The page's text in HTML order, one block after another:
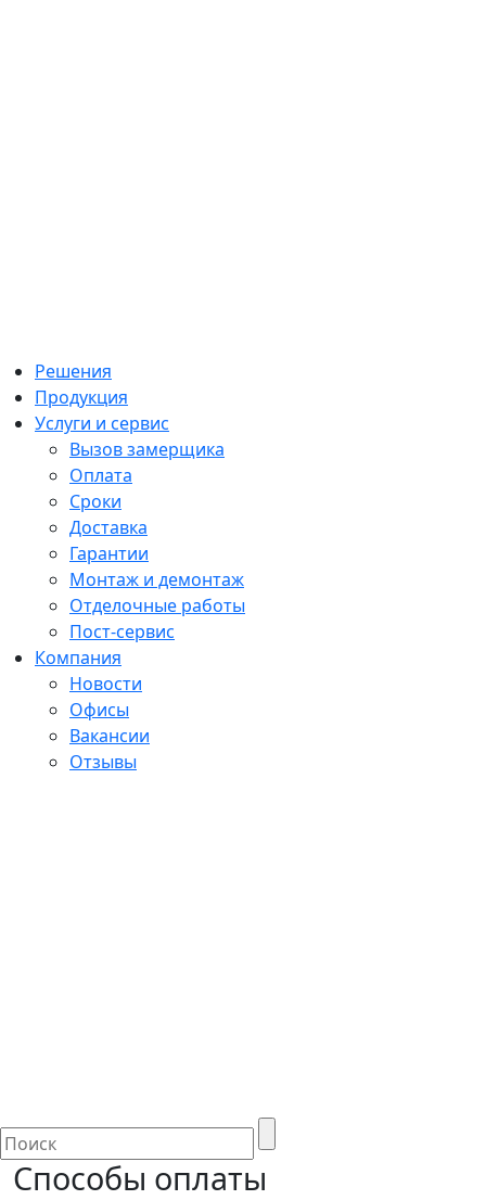
Решения
Продукция
Услуги и сервис
Вызов замерщика
Оплата
Сроки
Доставка
Гарантии
Монтаж и демонтаж
Отделочные работы
Пост-сервис
Компания
Новости
Офисы
Вакансии
Отзывы
Способы оплаты